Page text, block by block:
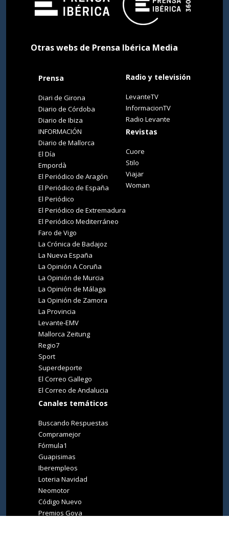
Otras webs de Prensa Ibérica Media
Prensa
Diari de Girona
Diario de Córdoba
Diario de Ibiza
INFORMACIÓN
Diario de Mallorca
El Día
Empordà
El Periódico de Aragón
El Periódico de España
El Periódico
El Periódico de Extremadura
El Periódico Mediterráneo
Faro de Vigo
La Crónica de Badajoz
La Nueva España
La Opinión A Coruña
La Opinión de Murcia
La Opinión de Málaga
La Opinión de Zamora
La Provincia
Levante-EMV
Mallorca Zeitung
Regio7
Sport
Superdeporte
El Correo Gallego
El Correo de Andalucia
Canales temáticos
Buscando Respuestas
Compramejor
Fórmula1
Guapisimas
Iberempleos
Loteria Navidad
Neomotor
Código Nuevo
Premios Goya
Radio y televisión
LevanteTV
InformacionTV
Radio Levante
Revistas
Cuore
Stilo
Viajar
Woman